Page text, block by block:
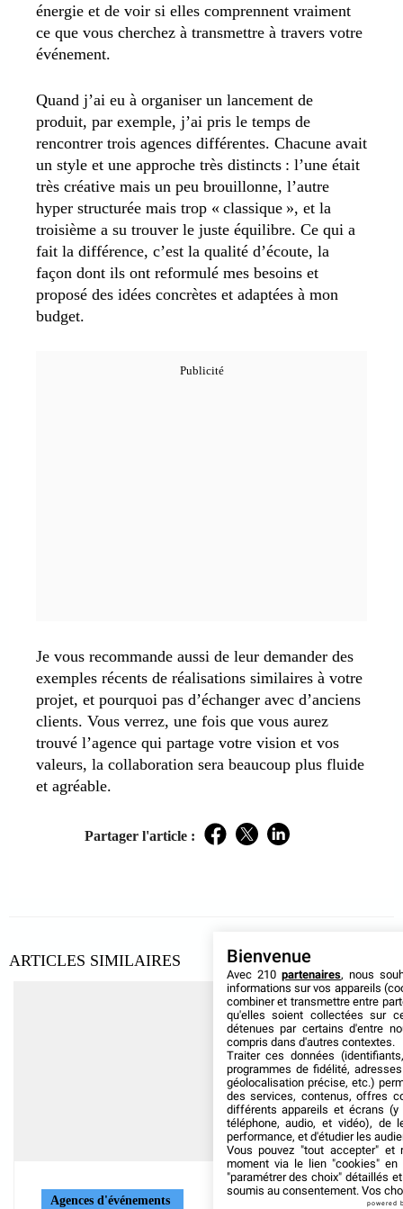
énergie et de voir si elles comprennent vraiment
ce que vous cherchez à transmettre à travers votre
événement.
Quand j’ai eu à organiser un lancement de
produit, par exemple, j’ai pris le temps de
rencontrer trois agences différentes. Chacune avait
un style et une approche très distincts : l’une était
très créative mais un peu brouillonne, l’autre
hyper structurée mais trop « classique », et la
troisième a su trouver le juste équilibre. Ce qui a
fait la différence, c’est la qualité d’écoute, la
façon dont ils ont reformulé mes besoins et
proposé des idées concrètes et adaptées à mon
budget.
Je vous recommande aussi de leur demander des
exemples récents de réalisations similaires à votre
projet, et pourquoi pas d’échanger avec d’anciens
clients. Vous verrez, une fois que vous aurez
trouvé l’agence qui partage votre vision et vos
valeurs, la collaboration sera beaucoup plus fluide
et agréable.
Partager l'article : Facebook
TwitterLinkedIn
ARTICLES SIMILAIRES
Agences d'événements
Bienvenue
Avec 210 partenaires, nous
informations sur vos appareils
combiner et transmettre entre
qu'elles soient collectées sur
détenues par certains d'entre
compris dans d'autres contextes.
Traiter ces données
programmes de fidélité,
géolocalisation précise, etc.)
des services, contenus, offres
différents appareils et écrans (y
téléphone, audio, et vidéo), de
performance, et d'étudier les
Vous pouvez "tout accepter" et
moment via le lien "cookies" en
"paramétrer des choix" détaillés
soumis au consentement. Vos
powered